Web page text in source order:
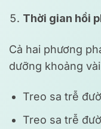
Thời gian hồi
Cả hai phương
dưỡng khoảng
Treo sa trễ
Treo sa trễ